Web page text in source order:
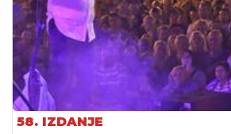
58. IZDANJE